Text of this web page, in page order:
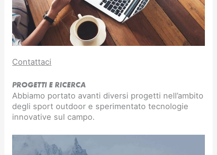
Contattaci
PROGETTI E RICERCA
Abbiamo portato avanti diversi progetti nell’ambito
degli sport outdoor e sperimentato tecnologie
innovative sul campo.